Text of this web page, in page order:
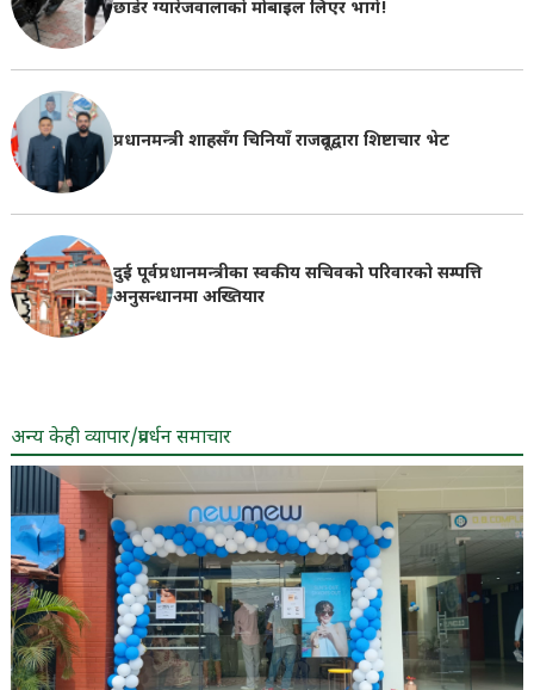
छाडेर ग्यारेजवालाकाे मोबाइल लिएर भागे!
प्रधानमन्त्री शाहसँग चिनियाँ राजदूतद्वारा शिष्टाचार भेट
दुई पूर्वप्रधानमन्त्रीका स्वकीय सचिवको परिवारको सम्पत्ति
अनुसन्धानमा अख्तियार
अन्य केही व्यापार/प्रवर्धन समाचार